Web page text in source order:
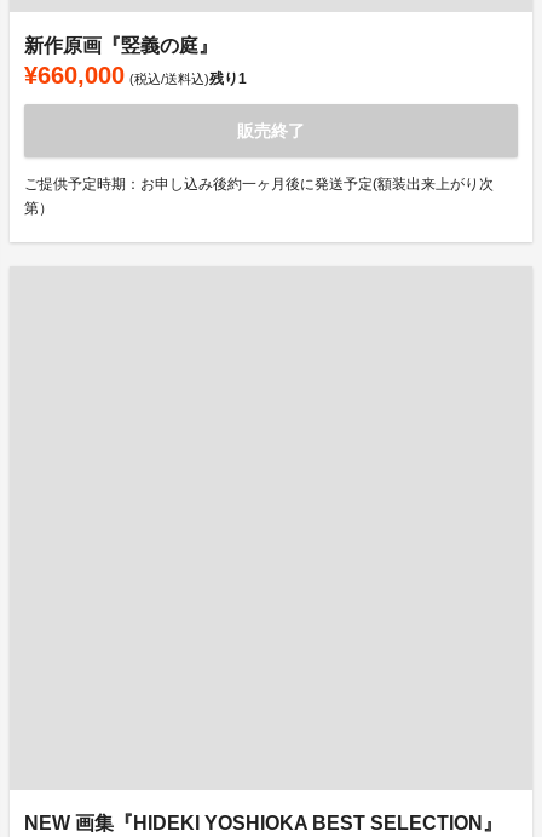
新作原画『竪義の庭』
¥660,000 (税込/送料込)残り1
販売終了
ご提供予定時期：お申し込み後約一ヶ月後に発送予定(額装出来上がり次
第）
NEW 画集『HIDEKI YOSHIOKA BEST SELECTION』